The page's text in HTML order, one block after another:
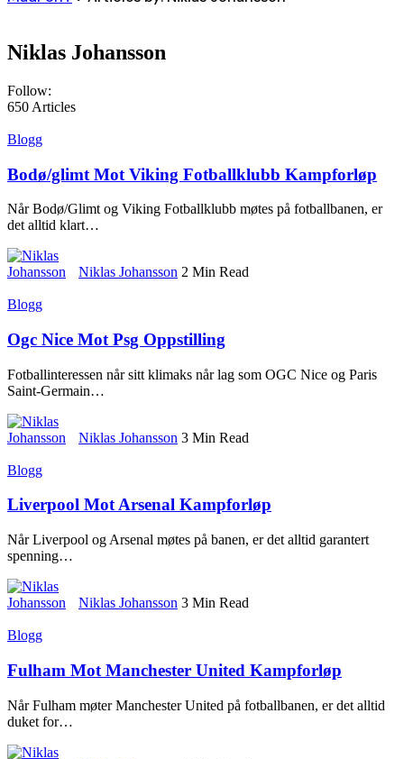
Niklas Johansson
Follow:
650 Articles
Blogg
Bodø/glimt Mot Viking Fotballklubb Kampforløp
Når Bodø/Glimt og Viking Fotballklubb møtes på fotballbanen, er
det alltid klart…
Niklas Johansson 2 Min Read
Blogg
Ogc Nice Mot Psg Oppstilling
Fotballinteressen når sitt klimaks når lag som OGC Nice og Paris
Saint-Germain…
Niklas Johansson 3 Min Read
Blogg
Liverpool Mot Arsenal Kampforløp
Når Liverpool og Arsenal møtes på banen, er det alltid garantert
spenning…
Niklas Johansson 3 Min Read
Blogg
Fulham Mot Manchester United Kampforløp
Når Fulham møter Manchester United på fotballbanen, er det alltid
duket for…